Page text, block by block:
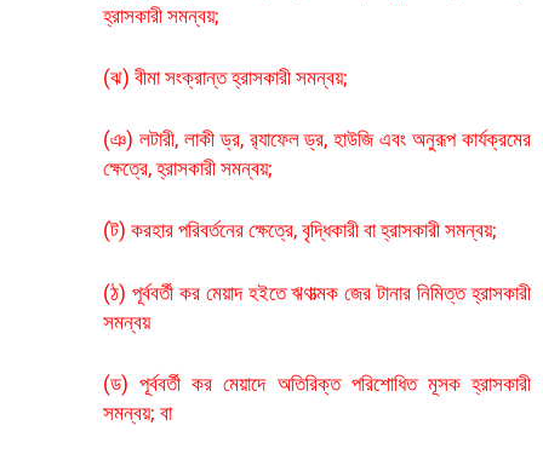
হ্রাসকারী সমন্বয়;
(ঝ) বীমা সংক্রান্ত হ্রাসকারী সমন্বয়;
(ঞ) লটারী, লাকী ড্র, র‌্যাফেল ড্র, হাউজি এবং অনুরূপ কার্যক্রমের
ক্ষেত্রে, হ্রাসকারী সমন্বয়;
(ট) করহার পরিবর্তনের ক্ষেত্রে, বৃদ্ধিকারী বা হ্রাসকারী সমন্বয়;
(ঠ) পূর্ববর্তী কর মেয়াদ হইতে ঋণাত্মক জের টানার নিমিত্ত হ্রাসকারী
সমন্বয়
(ড) পূর্ববর্তী কর মেয়াদে অতিরিক্ত পরিশোধিত মূসক হ্রাসকারী
সমন্বয়; বা